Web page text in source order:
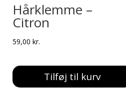
Hårklemme –
Citron
59,00 kr.
Tilføj til kurv